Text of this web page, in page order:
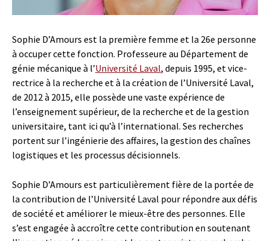
Sophie D’Amours est la première femme et la 26e personne
à occuper cette fonction. Professeure au Département de
génie mécanique à l’Université Laval, depuis 1995, et vice-
rectrice à la recherche et à la création de l’Université Laval,
de 2012 à 2015, elle possède une vaste expérience de
l’enseignement supérieur, de la recherche et de la gestion
universitaire, tant ici qu’à l’international. Ses recherches
portent sur l’ingénierie des affaires, la gestion des chaînes
logistiques et les processus décisionnels.
Sophie D’Amours est particulièrement fière de la portée de
la contribution de l’Université Laval pour répondre aux défis
de société et améliorer le mieux-être des personnes. Elle
s’est engagée à accroître cette contribution en soutenant